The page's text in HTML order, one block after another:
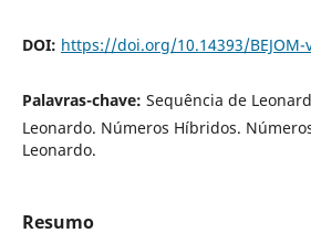
DOI: https://doi.org/10.14393/BEJOM-
Palavras-chave: Sequência de
Leonardo. Números Híbridos.
Leonardo.
Resumo